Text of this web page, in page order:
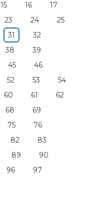
15 16
17
23 24
25
31
32
38
39
45
46
52 53
54
60 61
62
68
69
75
76
82
83
89
90
96
97